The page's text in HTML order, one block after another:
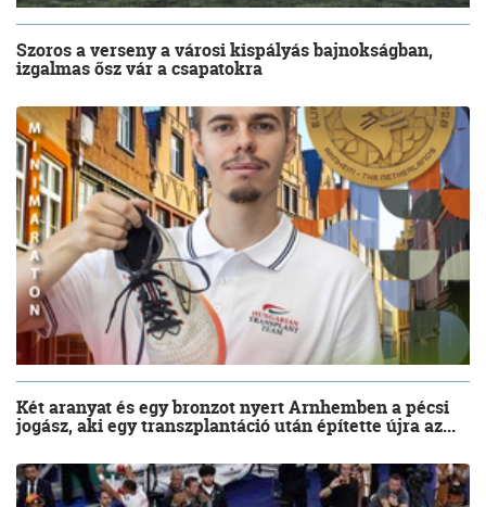
Szoros a verseny a városi kispályás bajnokságban,
izgalmas ősz vár a csapatokra
Két aranyat és egy bronzot nyert Arnhemben a pécsi
jogász, aki egy transzplantáció után építette újra az...